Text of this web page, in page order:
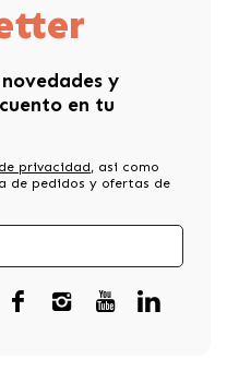
y
en tu
privacidad, asi como
de pedidos y ofertas de